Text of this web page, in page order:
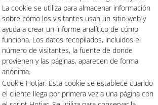
La cookie se utiliza para almacenar información
sobre cómo los visitantes usan un sitio web y
ayuda a crear un informe analítico de cómo
funciona. Los datos recopilados, incluidos el
número de visitantes, la fuente de donde
provienen y las páginas, aparecen de forma
anónima.
Cookie Hotjar. Esta cookie se establece cuando
el cliente llega por primera vez a una página con